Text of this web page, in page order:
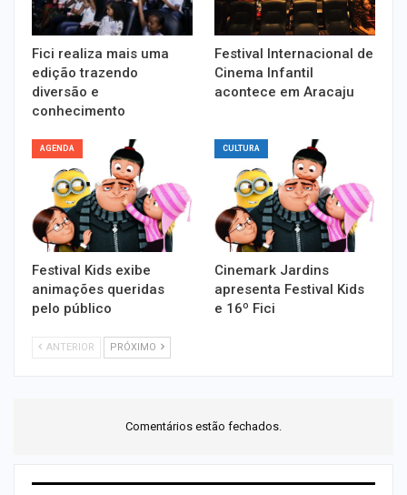
Fici realiza mais uma
edição trazendo
diversão e
conhecimento
Festival Internacional de
Cinema Infantil
acontece em Aracaju
AGENDA
Festival Kids exibe
animações queridas
pelo público
CULTURA
Cinemark Jardins
apresenta Festival Kids
e 16º Fici
ANTERIOR PRÓXIMO
Comentários estão fechados.